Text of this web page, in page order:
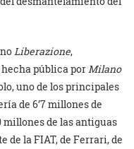
Liberazione,
pública porMilano
uno de los principales
de 6’7 millones de
millones de las antiguas
de la FIAT, de Ferrari, de